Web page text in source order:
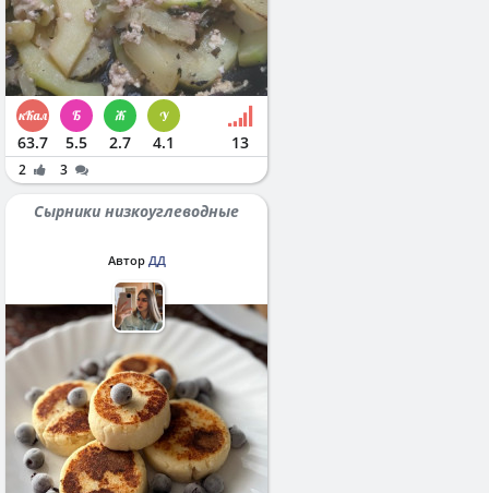
63.7 5.5 2.7 4.1 13
2 3
Сырники низкоуглеводные
Автор ДД